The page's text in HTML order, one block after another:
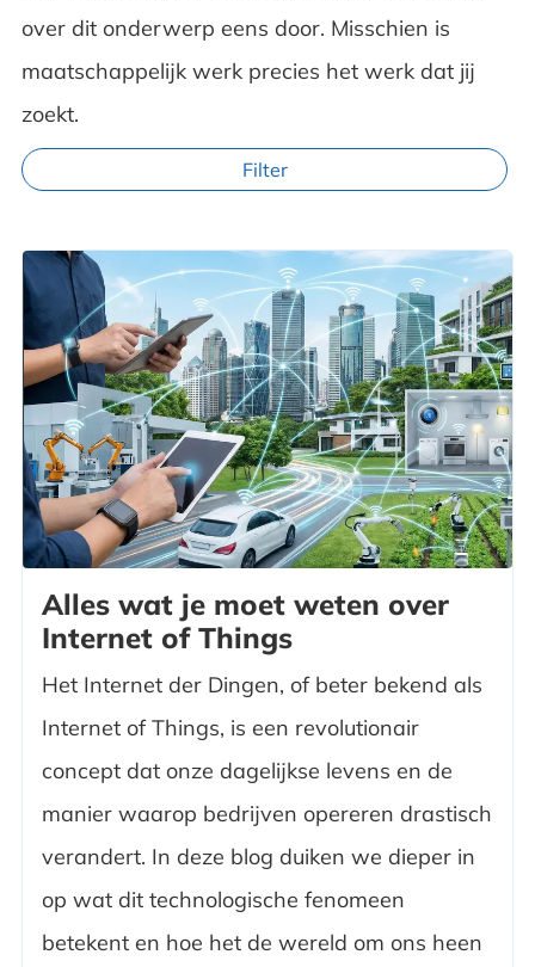
over dit onderwerp eens door. Misschien is
maatschappelijk werk precies het werk dat jij
zoekt.
Filter
Alles wat je moet weten over
Internet of Things
Het Internet der Dingen, of beter bekend als
Internet of Things, is een revolutionair
concept dat onze dagelijkse levens en de
manier waarop bedrijven opereren drastisch
verandert. In deze blog duiken we dieper in
op wat dit technologische fenomeen
betekent en hoe het de wereld om ons heen